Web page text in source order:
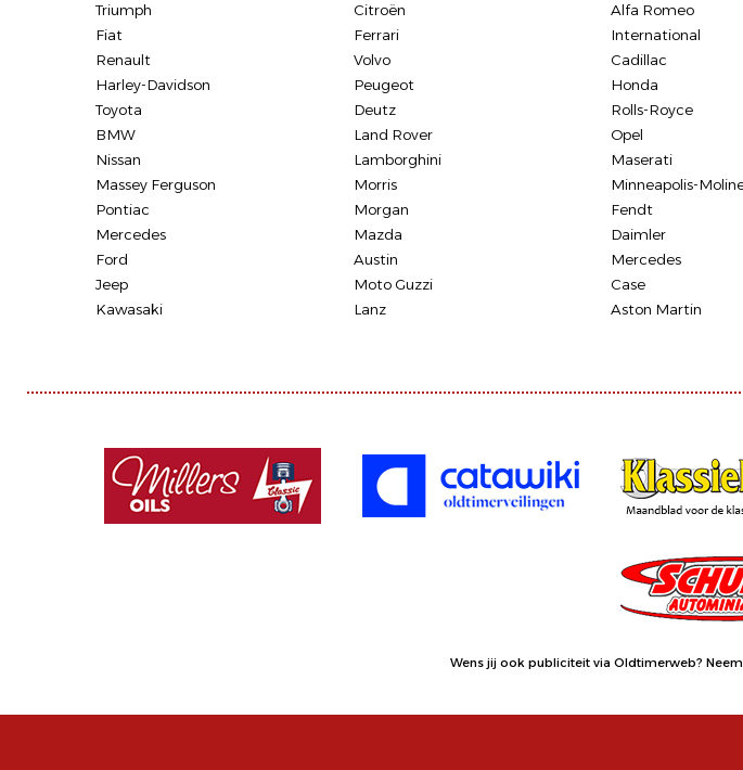
Triumph
Citroën Alfa Romeo
Fiat
Ferrari International
Renault
Volvo Cadillac
Harley-Davidson
Peugeot Honda
Toyota
Deutz Rolls-Royce
BMW
Land Rover Opel
Nissan
Lamborghini Maserati
Massey Ferguson
Morris Minneapolis-
Pontiac
Morgan Fendt
Mercedes
Mazda Daimler
Ford
Austin Mercedes
Jeep
Moto Guzzi Case
Kawasaki
Lanz Aston Martin
Wens jij ook publiciteit via Oldtimerweb?